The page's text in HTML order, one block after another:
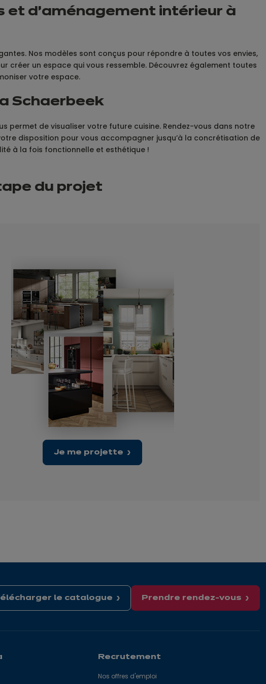
et d’aménagement intérieur à
Nos modèles sont conçus pour répondre à toutes vos envies,
créer un espace qui vous ressemble. Découvrez également toutes
votre espace.
Schaerbeek
permet de visualiser votre future cuisine. Rendez-vous dans notre
disposition pour vous accompagner jusqu’à la concrétisation de
à la fois fonctionnelle et esthétique !
du projet
Je me projette
le catalogue Prendre rendez-vous
Recrutement
Nos offres d'emploi